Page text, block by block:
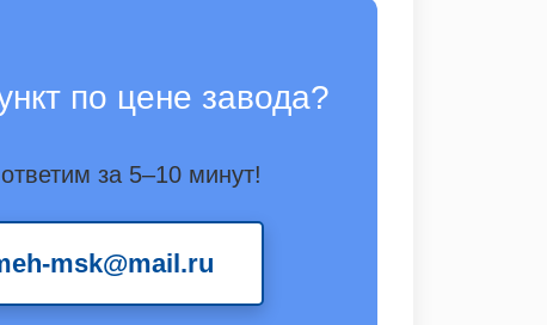
по цене завода?
за 5–10 минут!
msk@mail.ru